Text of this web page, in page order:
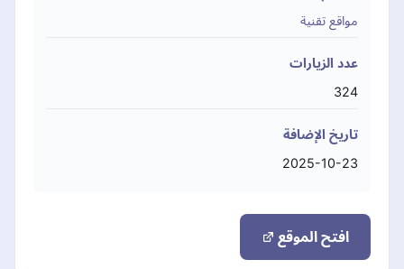
مواقع تقنية
عدد الزيارات
324
تاريخ الإضافة
2025-10-23
افتح الموقع